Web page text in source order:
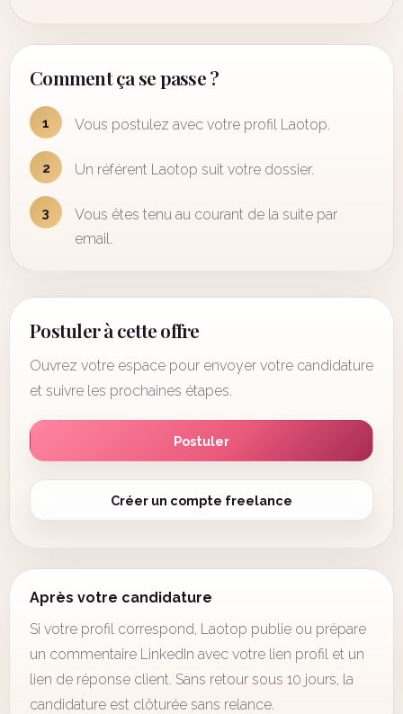
Comment ça se passe ?
1 Vous postulez avec votre profil Laotop.
2 Un référent Laotop suit votre dossier.
3
Vous êtes tenu au courant de la suite par
email.
Postuler à cette offre
Ouvrez votre espace pour envoyer votre candidature
et suivre les prochaines étapes.
Postuler
Créer un compte freelance
Après votre candidature
Si votre profil correspond, Laotop publie ou prépare
un commentaire LinkedIn avec votre lien profil et un
lien de réponse client. Sans retour sous 10 jours, la
candidature est clôturée sans relance.